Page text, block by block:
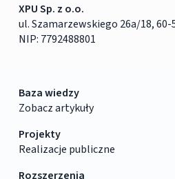
XPU Sp. z o.o.
ul. Szamarzewskiego 26a/18, 60-
NIP: 7792488801
Baza wiedzy
Zobacz artykuły
Projekty
Realizacje publiczne
Rozszerzenia